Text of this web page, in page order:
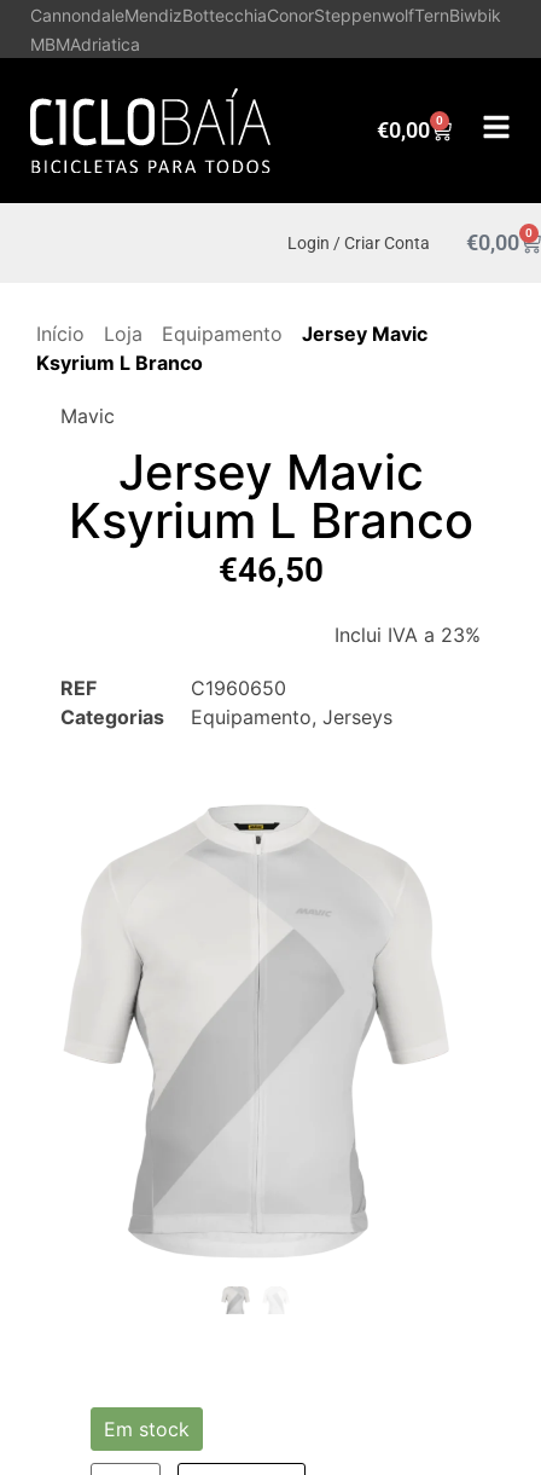
CannondaleMendizBottecchiaConorSteppenwolfTernBiwbik
MBMAdriatica
€0,00 0
Login / Criar Conta €0,00 0
Início Loja Equipamento
Jersey Mavic
Ksyrium L Branco
Mavic
Jersey Mavic
Ksyrium L Branco
€46,50
Inclui IVA a 23%
REF
C1960650
Categorias
Equipamento, Jerseys
Em stock